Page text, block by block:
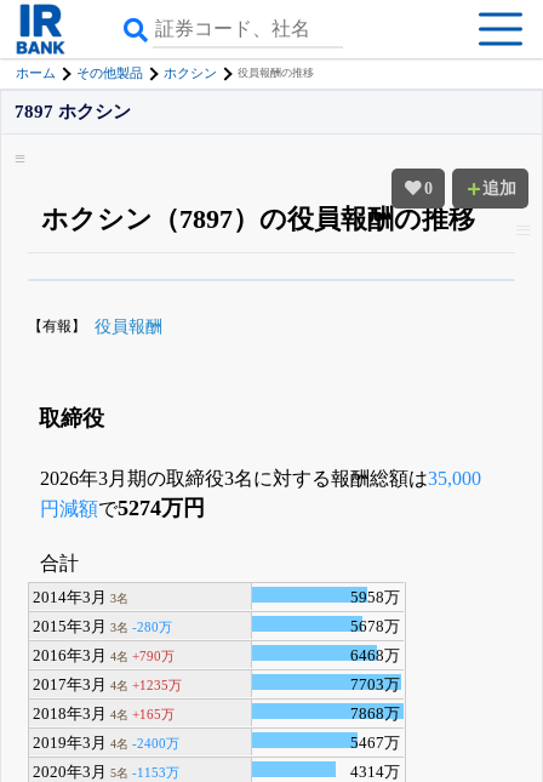
ホーム その他製品 ホクシン 役員報酬の推移
0 追加
7897 ホクシン
ホクシン（7897）の役員報酬の推移
く追える
【有報】 役員報酬
取締役
2026年3月期の取締役3名に対する報酬総額は35,000
円減額で5274万円
合計
2014年3月3名
5958万
2015年3月3名 -280万
5678万
2016年3月4名 +790万
6468万
2017年3月4名 +1235万
7703万
2018年3月4名 +165万
7868万
2019年3月4名 -2400万
5467万
2020年3月5名 -1153万
4314万